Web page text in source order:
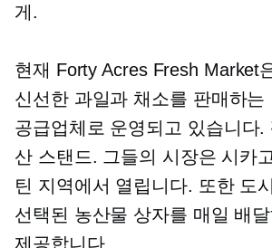
게.
현재 Forty Acres Fresh Market
신선한 과일과 채소를 판매하는
공급업체로 운영되고 있습니다.
산 스탠드. 그들의 시장은 시카
틴 지역에서 열립니다. 또한 도
선택된 농산물 상자를 매일 배
제공합니다.